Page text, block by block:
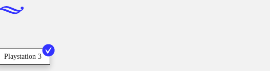
Playstation 3